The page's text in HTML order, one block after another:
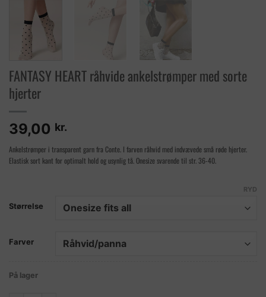
FANTASY HEART råhvide ankelstrømper med sorte
hjerter
39,00 kr.
Ankelstrømper i transparent garn fra Conte. I farven råhvid med indvævede små røde hjerter.
Elastisk sort kant for optimalt hold og usynlig tå. Onesize svarende til str. 36-40.
Størrelse
Farver
RYD
På lager